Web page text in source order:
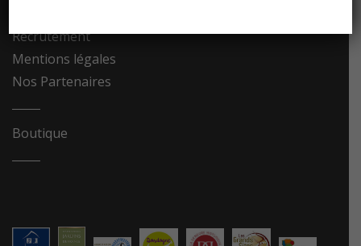
Recrutement
Mentions légales
Nos Partenaires
Boutique